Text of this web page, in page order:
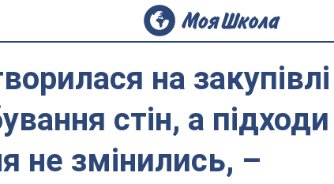
на закупівлі
стін, а підходи
не змінились, –